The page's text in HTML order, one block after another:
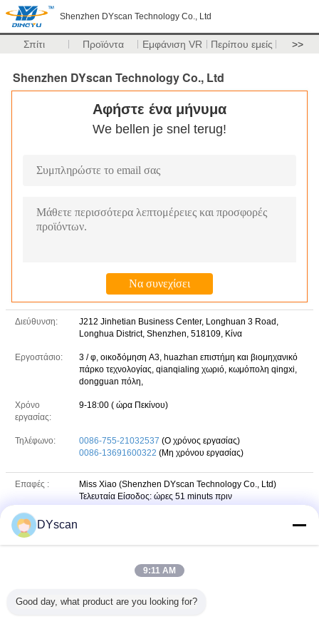
Shenzhen DYscan Technology Co., Ltd
Σπίτι Προϊόντα Εμφάνιση VR Περίπου εμείς >>
Shenzhen DYscan Technology Co., Ltd
Αφήστε ένα μήνυμα
We bellen je snel terug!
Διεύθυνση:
J212 Jinhetian Business Center, Longhuan 3 Road,
Longhua District, Shenzhen, 518109, Κίνα
Εργοστάσιο:
3 / φ, οικοδόμηση A3, huazhan επιστήμη και βιομηχανικό
πάρκο τεχνολογίας, qianqialing χωριό, κωμόπολη qingxi,
dongguan πόλη,
Χρόνο
εργασίας:
9-18:00 ( ώρα Πεκίνου)
Τηλέφωνο: 0086-755-21032537 (Ο χρόνος εργασίας)
0086-13691600322 (Μη χρόνου εργασίας)
Επαφές :
Miss Xiao (Shenzhen DYscan Technology Co., Ltd)
Τελευταία Είσοδος: ώρες 51 minuts πριν
Τηλέφωνο :
WHATSAPP : +8613691600322 Whatsapp
skype
WeChat : 13691600322 wechat
DYscan
9:11 AM
Good day, what product are you looking for?